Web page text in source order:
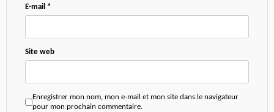
E-mail *
Site web
Enregistrer mon nom, mon e-mail et mon site dans le navigateur
pour mon prochain commentaire.